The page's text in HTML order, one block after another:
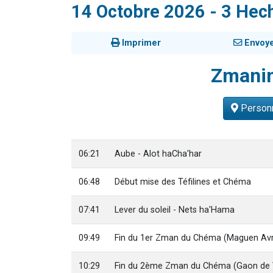
13
Il reste
29
14 Octobre 2026 - 3
Imprimer
06:21 Aube - Alot haCha'har
06:48 Début mise des Téfilines et Chéma
07:41 Lever du soleil - Nets ha'Hama
09:49 Fin du 1er Zman du Chéma (Maguen
10:29 Fin du 2ème Zman du Chéma (Gaon de